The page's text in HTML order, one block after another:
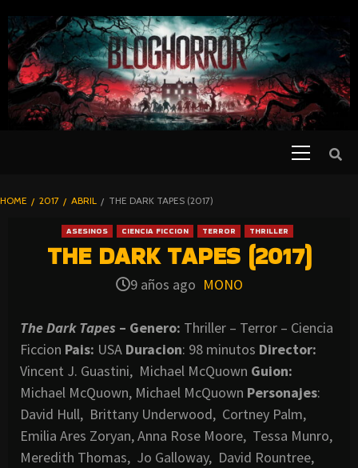
TO
CONTENT
BLOGHORROR
HOME 2017 ABRIL THE DARK TAPES (2017)
ASESINOS CIENCIA FICCION TERROR THRILLER
THE DARK TAPES (2017)
9 años ago MONO
The Dark Tapes – Genero: Thriller – Terror – Ciencia
Ficcion Pais: USA Duracion: 98 minutos Director:
Vincent J. Guastini, Michael McQuown Guion:
Michael McQuown, Michael McQuown Personajes:
David Hull, Brittany Underwood, Cortney Palm,
Emilia Ares Zoryan, Anna Rose Moore, Tessa Munro,
Meredith Thomas, Jo Galloway, David Rountree,